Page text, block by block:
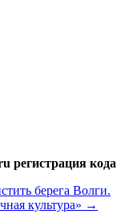
регистрация кода
берега Волги.
культура» →